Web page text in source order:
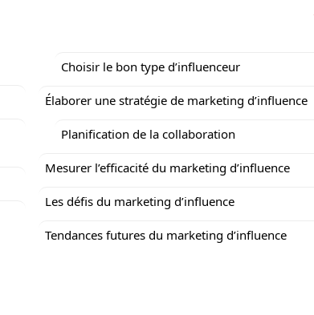
Choisir le bon type d’influenceur
Élaborer une stratégie de marketing d’influence
Planification de la collaboration
Mesurer l’efficacité du marketing d’influence
Les défis du marketing d’influence
Tendances futures du marketing d’influence